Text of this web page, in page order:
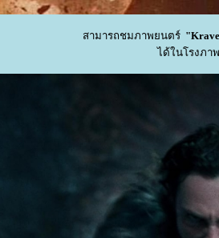
สามารถชมภาพยนตร์
ได้ในโรงภ